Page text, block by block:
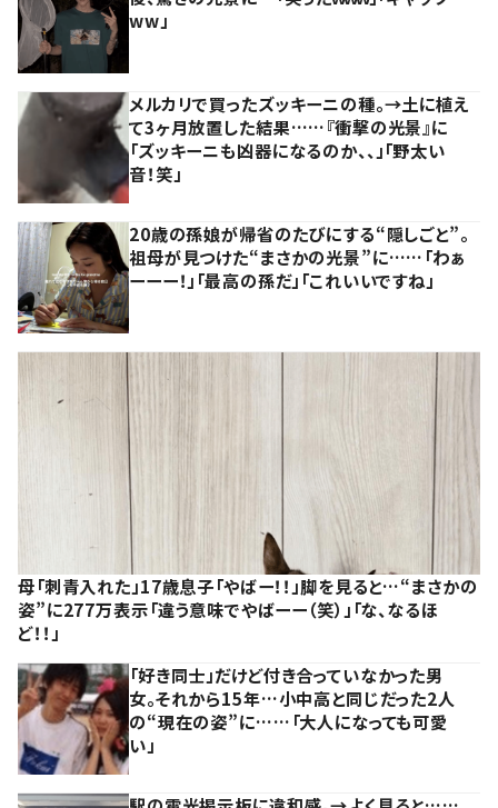
ww」
メルカリで買ったズッキーニの種。→土に植え
て3ヶ月放置した結果……『衝撃の光景』に
「ズッキーニも凶器になるのか、、」「野太い
音！笑」
20歳の孫娘が帰省のたびにする“隠しごと”。
祖母が見つけた“まさかの光景”に……「わぁ
ーーー！」「最高の孫だ」「これいいですね」
母「刺青入れた」17歳息子「やばー！！」脚を見ると…“まさかの
姿”に277万表示「違う意味でやばーー（笑）」「な、なるほ
ど！！」
「好き同士」だけど付き合っていなかった男
女。それから15年…小中高と同じだった2人
の“現在の姿”に……「大人になっても可愛
い」